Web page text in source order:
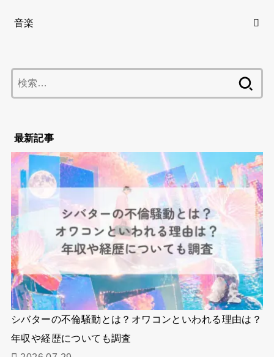
音楽
索:
最新記事
シバターの不倫騒動とは？オワコンといわれる理由は？
年収や経歴についても調査